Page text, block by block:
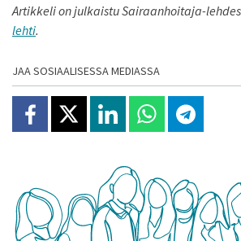
Artikkeli on julkaistu Sairaanhoitaja-
lehti.
JAA SOSIAALISESSA MEDIASSA
Jaa Facebookissa
Jaa X:ssäJaa Linkedinissä
Jaa Whatsappissa
Jaa